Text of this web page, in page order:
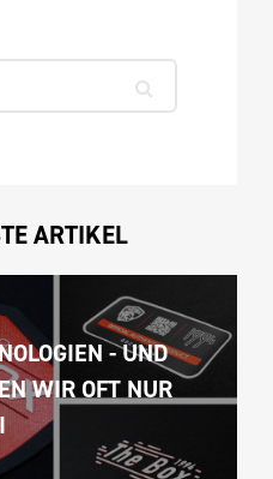
ARTIKEL
- UND
WIR OFT NUR